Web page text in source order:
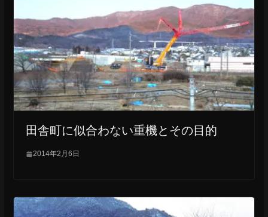
k
田舎町に似合わない重機とその目的
2014年2月6日